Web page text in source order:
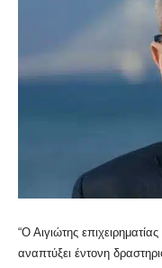
“Ο Αιγιώτης
αναπτύξει έντονη